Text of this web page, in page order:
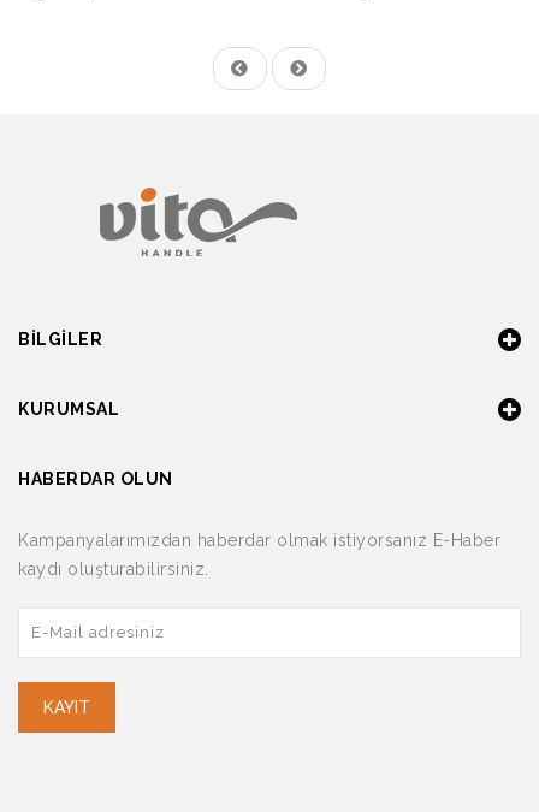
BILGILER
KURUMSAL
HABERDAR OLUN
Kampanyalarımızdan haberdar olmak istiyorsanız E-Haber
kaydı oluşturabilirsiniz.
KAYIT